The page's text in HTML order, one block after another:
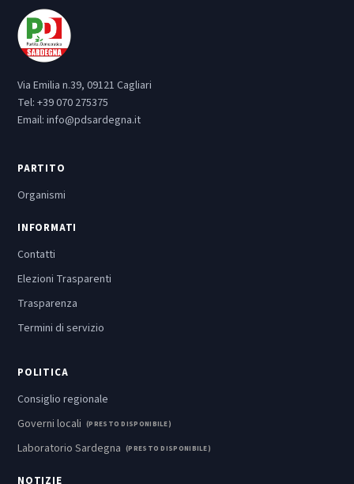
Via Emilia n.39, 09121 Cagliari
Tel: +39 070 275375
Email: info@pdsardegna.it
PARTITO
Organismi
INFORMATI
Contatti
Elezioni Trasparenti
Trasparenza
Termini di servizio
POLITICA
Consiglio regionale
Governi locali (PRESTO DISPONIBILE)
Laboratorio Sardegna (PRESTO DISPONIBILE)
NOTIZIE